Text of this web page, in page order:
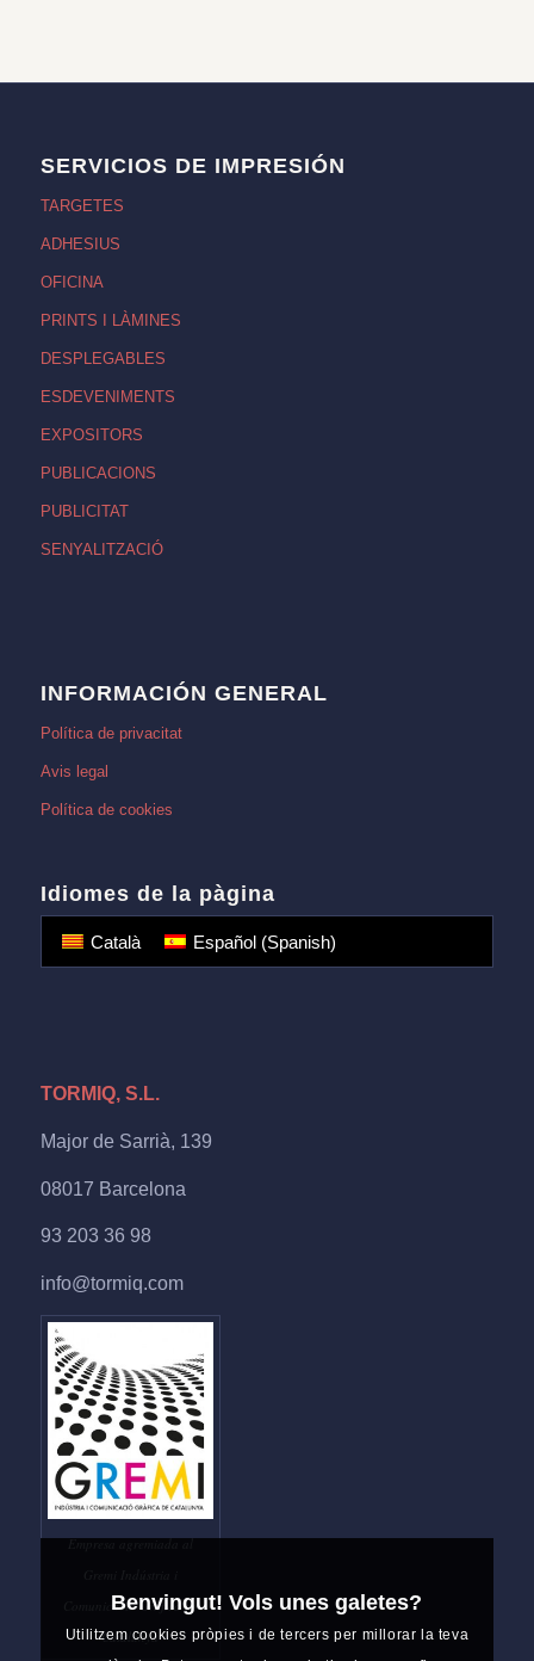
SERVICIOS DE IMPRESIÓN
TARGETES
ADHESIUS
OFICINA
PRINTS I LÀMINES
DESPLEGABLES
ESDEVENIMENTS
EXPOSITORS
PUBLICACIONS
PUBLICITAT
SENYALITZACIÓ
INFORMACIÓN GENERAL
Política de privacitat
Avis legal
Política de cookies
Idiomes de la pàgina
Català Español(Spanish)
TORMIQ, S.L.
Major de Sarrià, 139
08017 Barcelona
93 203 36 98
info@tormiq.com
Empresa agremiada al
Comunicació Gràfica de
Catalunya
Benvingut! Vols unes galetes?
Utilitzem cookies pròpies i de tercers per millorar la teva